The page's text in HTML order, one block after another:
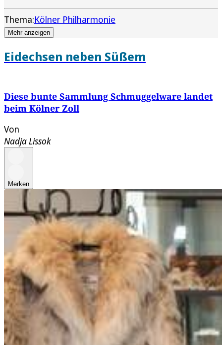
Thema:Kölner Philharmonie
Mehr anzeigen
Eidechsen neben Süßem
Diese bunte Sammlung Schmuggelware landet
beim Kölner Zoll
Von
Nadja Lissok
Merken